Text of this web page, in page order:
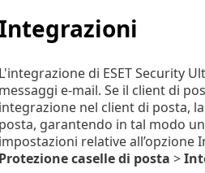
L'integrazione di ESET Security
messaggi e-mail. Se il client di
integrazione nel client di posta,
posta, garantendo in tal modo
impostazioni relative all’opzione
Protezione caselle di posta >